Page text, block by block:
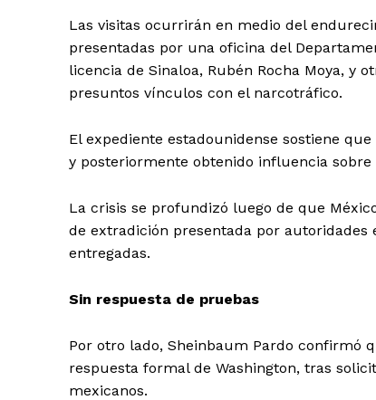
Las visitas ocurrirán en medio del
presentadas por una oficina del
licencia de Sinaloa, Rubén Rocha Moya, y
presuntos vínculos con el narcotráfico.
El expediente estadounidense sostiene
y posteriormente obtenido influencia
La crisis se profundizó luego de que
de extradición presentada por
entregadas.
Sin respuesta de pruebas
Por otro lado, Sheinbaum Pardo confirmó
respuesta formal de Washington, tras
mexicanos.